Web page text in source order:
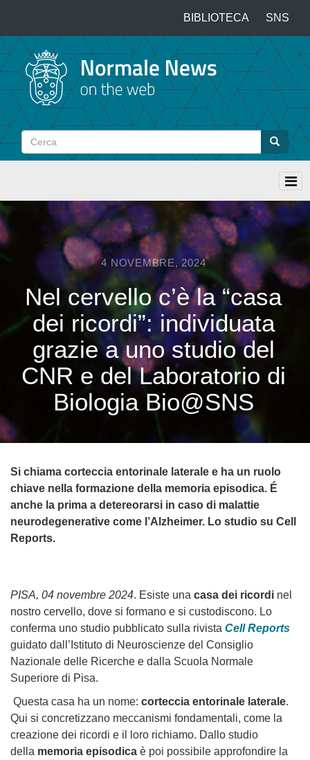
contenuto
principale
Top
menu
BIBLIOTECA SNS
Cerca
4 NOVEMBRE, 2024
Nel cervello c’è la “casa
dei ricordi”: individuata
grazie a uno studio del
CNR e del Laboratorio di
Biologia Bio@SNS
Si chiama corteccia entorinale laterale e ha un ruolo
chiave nella formazione della memoria episodica. É
anche la prima a detereorarsi in caso di malattie
neurodegenerative come l’Alzheimer. Lo studio su Cell
Reports.
PISA, 04 novembre 2024. Esiste una casa dei ricordi nel
nostro cervello, dove si formano e si custodiscono. Lo
conferma uno studio pubblicato sulla rivista Cell Reports
guidato dall’Istituto di Neuroscienze del Consiglio
Nazionale delle Ricerche e dalla Scuola Normale
Superiore di Pisa.
Questa casa ha un nome: corteccia entorinale laterale.
Qui si concretizzano meccanismi fondamentali, come la
creazione dei ricordi e il loro richiamo. Dallo studio
della memoria episodica è poi possibile approfondire la